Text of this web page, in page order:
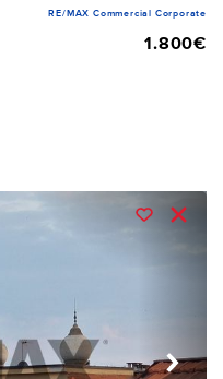
RE/MAX Commercial Corporate
1.800€